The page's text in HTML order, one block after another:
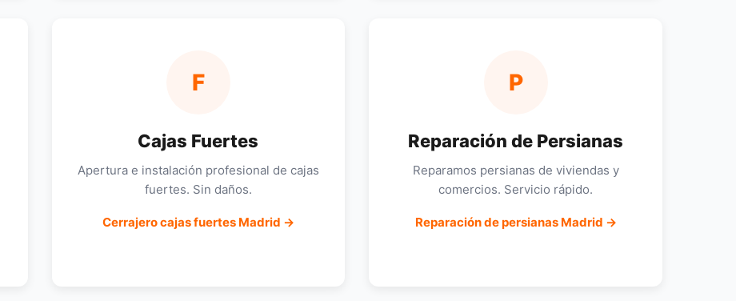
F
Cajas Fuertes
Apertura e instalación profesional de cajas
fuertes. Sin daños.
Cerrajero cajas fuertes Madrid →
P
Reparación de Persianas
Reparamos persianas de viviendas y
comercios. Servicio rápido.
Reparación de persianas Madrid →